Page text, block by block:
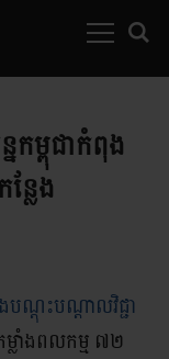
កម្ពុជាកំពុង
លែង
បណ្ដុះបណ្ដាលវិជ្ជា
ម្លាំងពលកម្ម ៧២